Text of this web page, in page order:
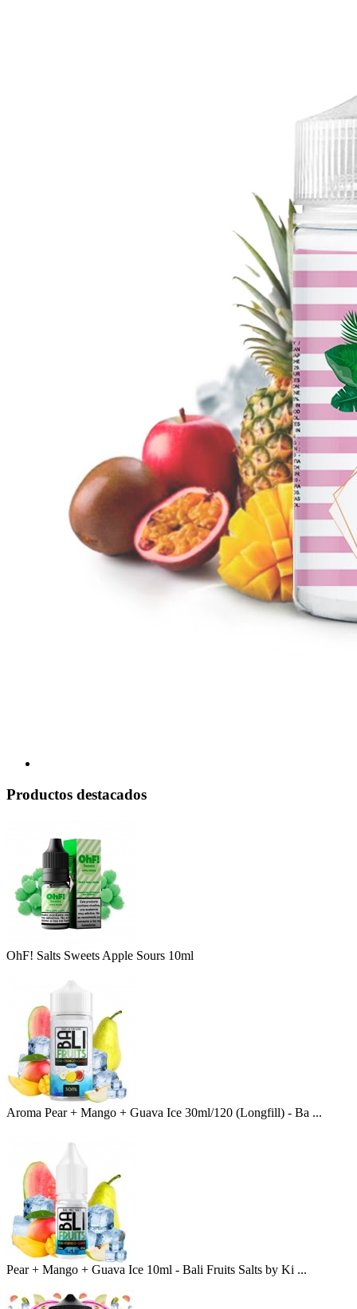
Productos destacados
OhF! Salts Sweets Apple Sours 10ml
Aroma Pear + Mango + Guava Ice 30ml/120 (Longfill) - Ba ...
Pear + Mango + Guava Ice 10ml - Bali Fruits Salts by Ki ...